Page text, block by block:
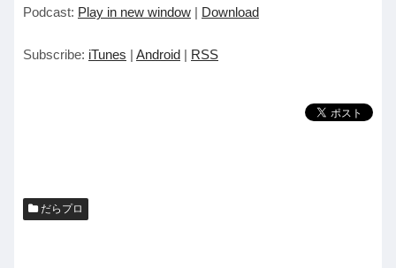
プ
ー
Podcast: Play in new window | Download
Subscribe: iTunes | Android | RSS
だらプロ